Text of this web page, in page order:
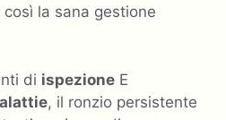
così la sana gestione
di ispezione E
, il ronzio persistente